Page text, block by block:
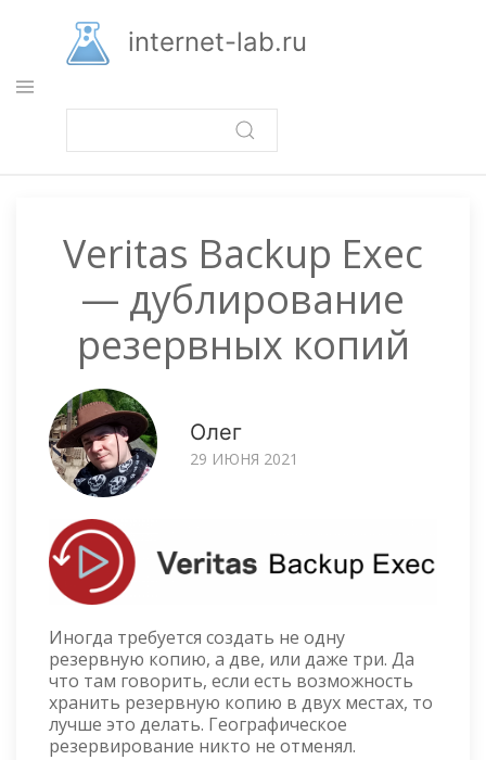
основному
содержанию
internet-lab.ru
Veritas Backup Exec
— дублирование
резервных копий
Олег
29 ИЮНЯ 2021
Иногда требуется создать не одну
резервную копию, а две, или даже три. Да
что там говорить, если есть возможность
хранить резервную копию в двух местах, то
лучше это делать. Географическое
резервирование никто не отменял.